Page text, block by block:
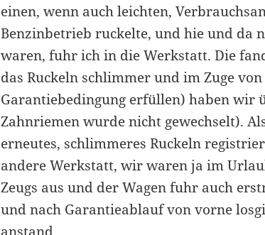
einen, wenn auch leichten,
Benzinbetrieb ruckelte, und hie und da
waren, fuhr ich in die Werkstatt. Die
das Ruckeln schlimmer und im Zuge
Garantiebedingung erfüllen) haben wir
Zahnriemen wurde nicht gewechselt).
erneutes, schlimmeres Ruckeln
andere Werkstatt, wir waren ja im
Zeugs aus und der Wagen fuhr auch
und nach Garantieablauf von vorne